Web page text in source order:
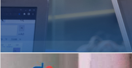
Matrículas Abertas 2026
2º AO 5º ANO